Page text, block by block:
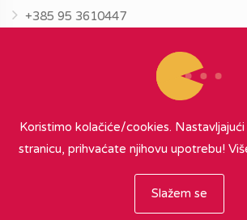
+385 95 3610447
Koristimo kolačiće/cookies.
stranicu, prihvaćate njihovu upotrebu!
Slažem se